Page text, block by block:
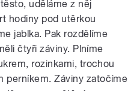
uděláme z něj
hodiny pod utěrkou
jablka. Pak rozdělíme
čtyři záviny. Plníme
rozinkami, trochou
perníkem. Záviny zatočíme